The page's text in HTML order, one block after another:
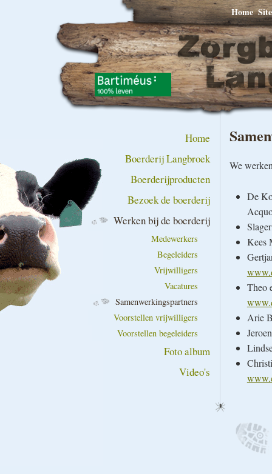
We
De
Kees
Theo
Arie
Home
Boerderij Langbroek
Boerderijproducten
Bezoek de boerderij
Werken bij de boerderij
Medewerkers
Begeleiders
Vrijwilligers
Vacatures
Samenwerkingspartners
Voorstellen vrijwilligers
Voorstellen begeleiders
Foto album
Video's
Home